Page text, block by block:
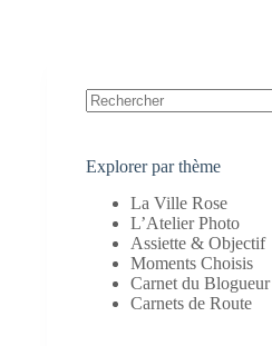
Explorer par thème
La Ville Rose
L’Atelier Photo
Assiette & Objectif
Moments Choisis
Carnet du Blogueur
Carnets de Route